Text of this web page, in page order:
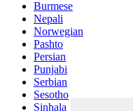
Burmese
Nepali
Norwegian
Pashto
Persian
Punjabi
Serbian
Sesotho
Sinhala